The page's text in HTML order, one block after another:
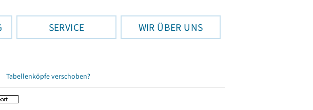
SERVICE WIR ÜBER UNS
Tabellenköpfe verschoben?